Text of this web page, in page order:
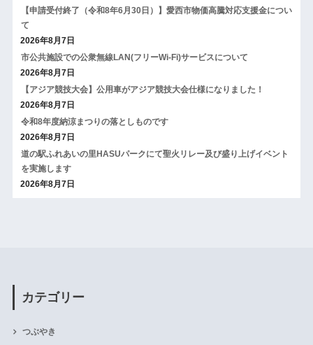
【申請受付終了（令和8年6月30日）】愛西市物価高騰対応支援金につい
て
2026年8月7日
市公共施設での公衆無線LAN(フリーWi-Fi)サービスについて
2026年8月7日
【アジア競技大会】公用車がアジア競技大会仕様になりました！
2026年8月7日
令和8年度納涼まつりの落としものです
2026年8月7日
道の駅ふれあいの里HASUパークにて聖火リレー及び盛り上げイベント
を実施します
2026年8月7日
カテゴリー
つぶやき